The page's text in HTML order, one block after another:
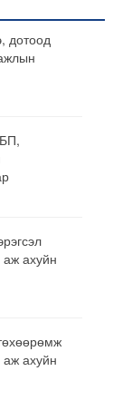
дотоод
аж ахуйн
аж ахуйн